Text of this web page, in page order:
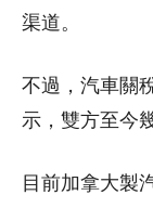
渠道。
不過，汽車關
示，雙方至今
目前加拿大製